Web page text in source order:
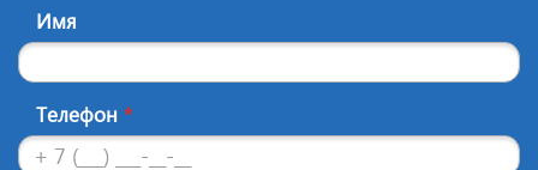
Имя
Телефон *